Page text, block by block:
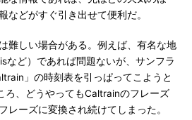
などがすぐ引き出せて便利だ。
難しい場合がある。例えば、有名な地
など）であれば問題ないが、サンフラ
」の時刻表を引っぱってこようと
ろ、どうやってもCaltrainのフレーズ
レーズに変換され続けてしまった。